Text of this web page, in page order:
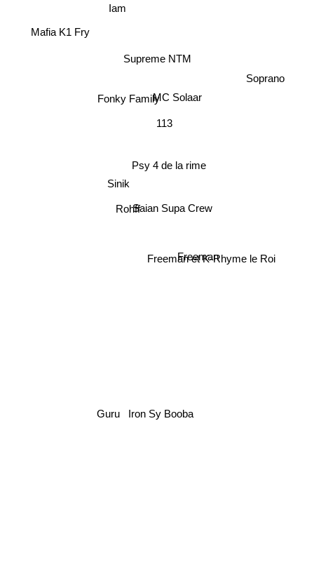
Supreme NTM
MC Solaar
113
Fonky Family
Saian Supa Crew
Psy 4 de la rime
Iam
Sinik
Rohff
Freeman
Freeman et K-Rhyme le Roi
Mafia K1 Fry
Soprano
Iron Sy
Guru Booba